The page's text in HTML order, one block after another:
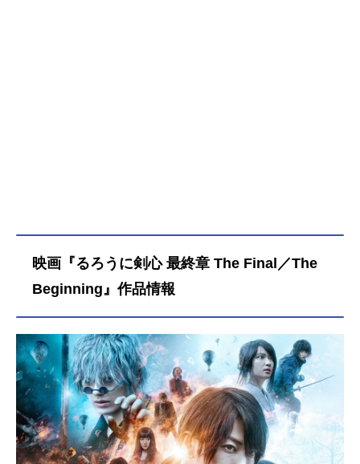
映画『るろうに剣心 最終章 The Final／The
Beginning』作品情報